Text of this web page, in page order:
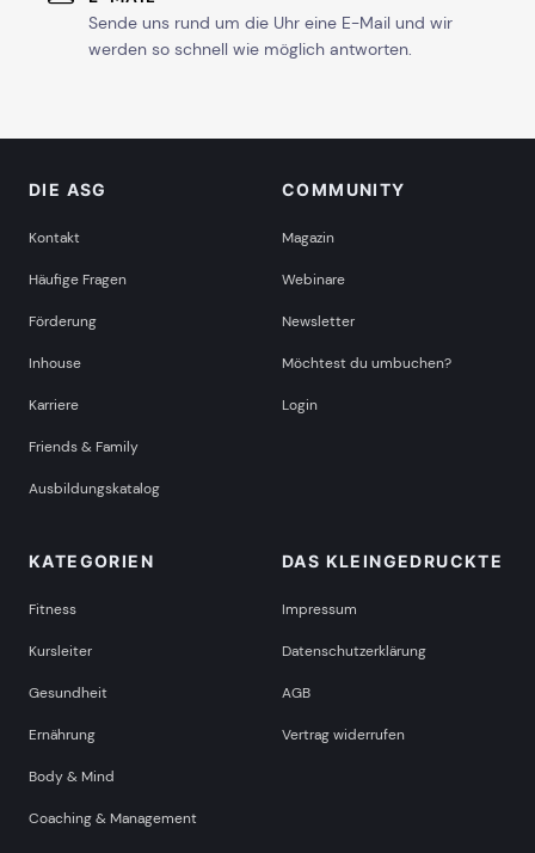
Sende uns rund um die Uhr eine E-Mail und wir
werden so schnell wie möglich antworten.
DIE ASG
Kontakt
Häufige Fragen
Förderung
Inhouse
Karriere
Friends & Family
Ausbildungskatalog
COMMUNITY
Magazin
Webinare
Newsletter
Möchtest du umbuchen?
Login
KATEGORIEN
Fitness
Kursleiter
Gesundheit
Ernährung
Body & Mind
Coaching & Management
DAS KLEINGEDRUCKTE
Impressum
Datenschutzerklärung
AGB
Vertrag widerrufen